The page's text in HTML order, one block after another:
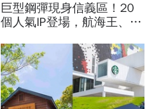
巨型鋼彈現身信義區！20
個人氣IP登場，航海王、哥
點打卡熱點，活動只到這天